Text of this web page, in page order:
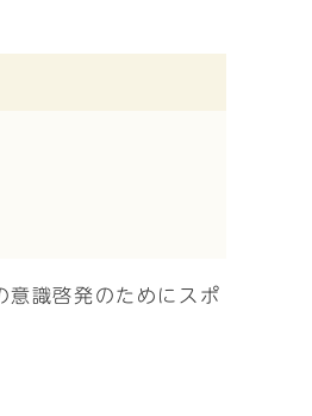
意識啓発のためにスポ